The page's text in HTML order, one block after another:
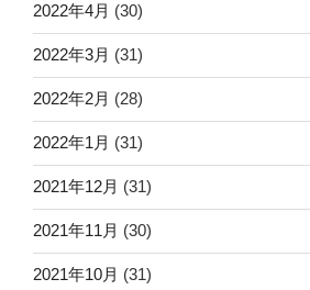
2022年4月 (30)
2022年3月 (31)
2022年2月 (28)
2022年1月 (31)
2021年12月 (31)
2021年11月 (30)
2021年10月 (31)